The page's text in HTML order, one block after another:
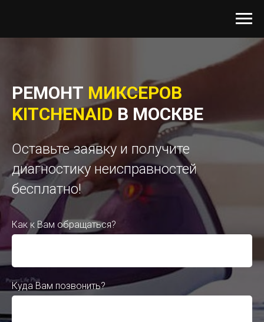
РЕМОНТ МИКСЕРОВ
KITCHENAID В МОСКВЕ
Оставьте заявку и получите
диагностику неисправностей
бесплатно!
Как к Вам обращаться?
Куда Вам позвонить?